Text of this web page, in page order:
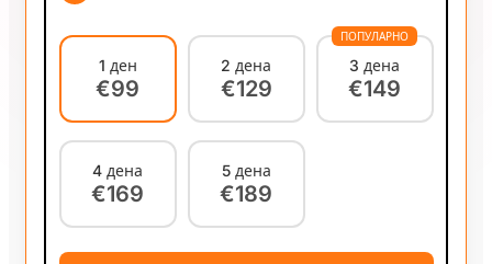
1 ден
€99
2 дена
€129
ПОПУЛАРНО
3 дена
€149
4 дена
€169
5 дена
€189